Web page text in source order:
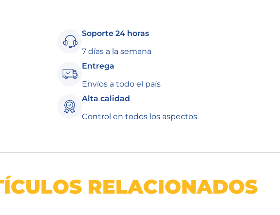
Soporte 24 horas
7 días a la semana
Entrega
Envíos a todo el país
Alta calidad
Control en todos los aspectos
RELACIONADOS